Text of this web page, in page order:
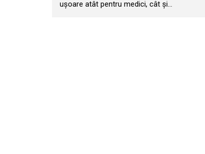
ușoare atât pentru medici, cât și…